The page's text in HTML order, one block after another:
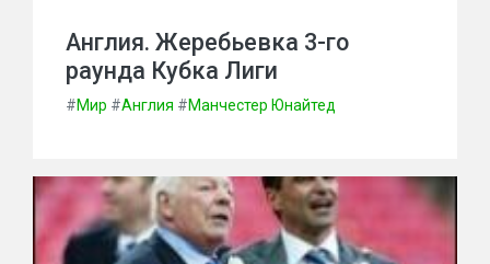
Англия. Жеребьевка 3-го
раунда Кубка Лиги
#Мир #Англия #Манчестер Юнайтед